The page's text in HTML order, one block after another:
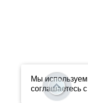
Мы
соглашаетесь